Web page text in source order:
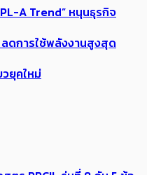
A Trend” หนุนธุรกิจ
ลดการใช้พลังงานสูงสุด
ยุคใหม่